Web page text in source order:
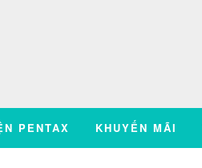
PENTAX KHUYẾN MÃI